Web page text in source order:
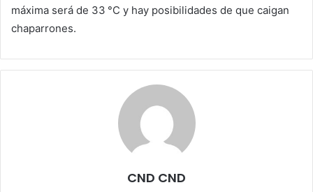
máxima será de 33 °C y hay posibilidades de que caigan
chaparrones.
CND CND